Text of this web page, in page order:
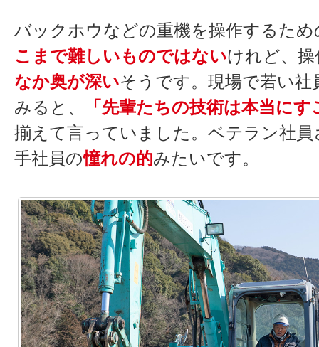
バックホウなどの重機を操作するため
こまで難しいものではないけれど、
なか奥が深いそうです。現場で若い
みると、
「先輩たちの技術は本当にす
揃えて言っていました。ベテラン社
手社員の憧れの的みたいです。